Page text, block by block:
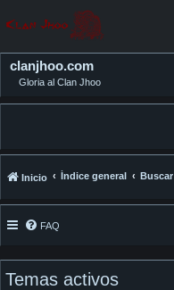
clanjhoo.com
Gloria al Clan Jhoo
Inicio Índice general Buscar
FAQ
Temas activos